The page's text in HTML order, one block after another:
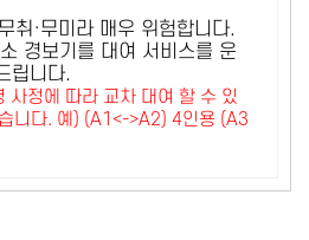
취·무미라 매우 위험합니다.
경보기를 대여 서비스를 운
립니다.
사정에 따라 교차 대여 할 수 있
니다. 예) (A1<->A2) 4인용 (A3